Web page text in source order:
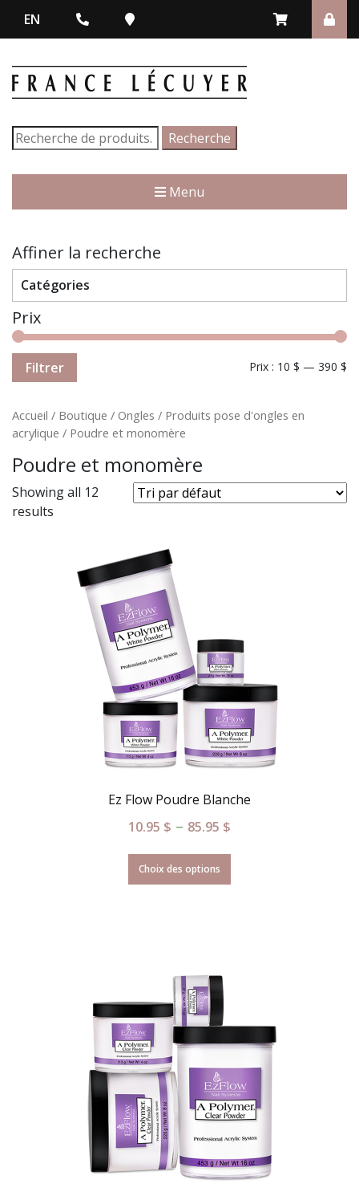
EN
Recherche
pour :
Recherche
Menu
Affiner la recherche
Catégories
Prix
Filtrer Prix : 10 $ — 390 $
Accueil / Boutique / Ongles / Produits pose d'ongles en
acrylique / Poudre et monomère
Poudre et monomère
Showing all 12
results
Ez Flow Poudre Blanche
10.95 $ – 85.95 $
Choix des options